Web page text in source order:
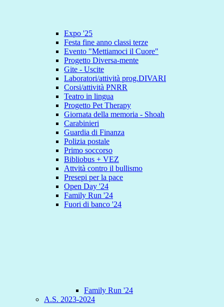
Expo '25
Festa fine anno classi terze
Evento "Mettiamoci il Cuore"
Progetto Diversa-mente
Gite - Uscite
Laboratori/attività prog.DIVARI
Corsi/attività PNRR
Teatro in lingua
Progetto Pet Therapy
Giornata della memoria - Shoah
Carabinieri
Guardia di Finanza
Polizia postale
Primo soccorso
Bibliobus + VEZ
Attvità contro il bullismo
Presepi per la pace
Open Day '24
Family Run '24
Fuori di banco '24
Family Run '24
A.S. 2023-2024